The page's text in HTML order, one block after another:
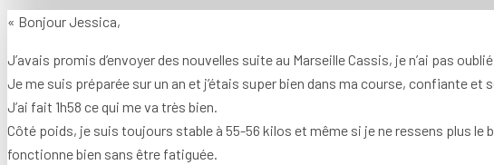
« Bonjour Jessica,
J’avais promis d’envoyer des nouvelles suite au Marseille Cassis, je n’ai pas
Je me suis préparée sur un an et j’étais super bien dans ma course, confiante et
J’ai fait 1h58 ce qui me va très bien.
Côté poids, je suis toujours stable à 55-56 kilos et même si je ne ressens plus
fonctionne bien sans être fatiguée.